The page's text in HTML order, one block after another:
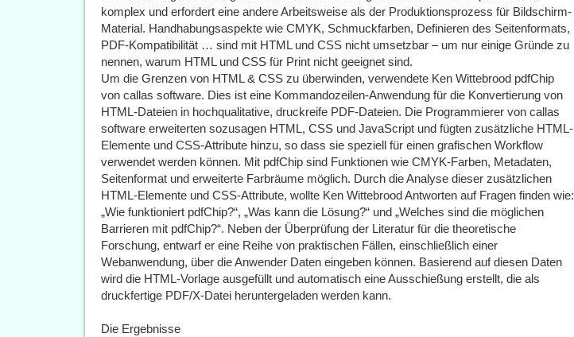
komplex und erfordert eine andere Arbeitsweise als der Produktionsprozess für Bildschirm-
Material. Handhabungsaspekte wie CMYK, Schmuckfarben, Definieren des Seitenformats,
PDF-Kompatibilität … sind mit HTML und CSS nicht umsetzbar – um nur einige Gründe zu
nennen, warum HTML und CSS für Print nicht geeignet sind.
Um die Grenzen von HTML & CSS zu überwinden, verwendete Ken Wittebrood pdfChip
von callas software. Dies ist eine Kommandozeilen-Anwendung für die Konvertierung von
HTML-Dateien in hochqualitative, druckreife PDF-Dateien. Die Programmierer von callas
software erweiterten sozusagen HTML, CSS und JavaScript und fügten zusätzliche HTML-
Elemente und CSS-Attribute hinzu, so dass sie speziell für einen grafischen Workflow
verwendet werden können. Mit pdfChip sind Funktionen wie CMYK-Farben, Metadaten,
Seitenformat und erweiterte Farbräume möglich. Durch die Analyse dieser zusätzlichen
HTML-Elemente und CSS-Attribute, wollte Ken Wittebrood Antworten auf Fragen finden wie:
„Wie funktioniert pdfChip?“, „Was kann die Lösung?“ und „Welches sind die möglichen
Barrieren mit pdfChip?“. Neben der Überprüfung der Literatur für die theoretische
Forschung, entwarf er eine Reihe von praktischen Fällen, einschließlich einer
Webanwendung, über die Anwender Daten eingeben können. Basierend auf diesen Daten
wird die HTML-Vorlage ausgefüllt und automatisch eine Ausschießung erstellt, die als
druckfertige PDF/X-Datei heruntergeladen werden kann.
Die Ergebnisse